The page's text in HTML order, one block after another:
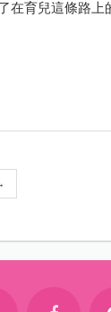
育兒這條路上